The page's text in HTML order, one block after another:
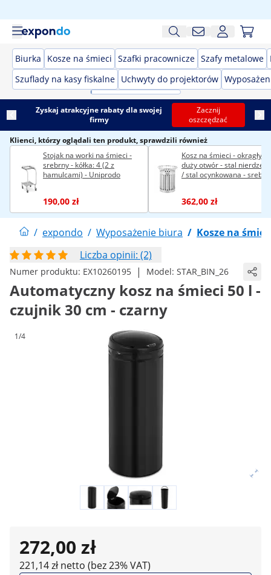
Biurka Kosze na śmieci Szafki pracownicze Szafy metalowe
Szuflady na kasy fiskalne Uchwyty do projektorów
Zyskaj atrakcyjne rabaty dla swojej
firmy
Zacznij
oszczędzać
Klienci, którzy oglądali ten produkt, sprawdzili również
Stojak na worki na śmieci -
srebrny - kółka: 4 (2 z
hamulcami) - Uniprodo
190,00 zł
Kosz na śmieci - okrągły -
duży otwór - stal
/ stal ocynkowana -
362,00 zł
/ expondo / Wyposażenie biura / Kosze na
Liczba opinii: (2)
Numer produktu: EX10260195 | Model: STAR_BIN_26
Automatyczny kosz na śmieci 50 l -
czujnik 30 cm - czarny
1/4
272,00 zł
221,14 zł netto (bez 23% VAT)